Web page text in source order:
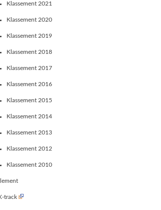
Klassement 2021
Klassement 2020
Klassement 2019
Klassement 2018
Klassement 2017
Klassement 2016
Klassement 2015
Klassement 2014
Klassement 2013
Klassement 2012
Klassement 2010
track